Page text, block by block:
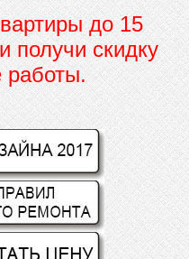
до15
получи скидку
работы.